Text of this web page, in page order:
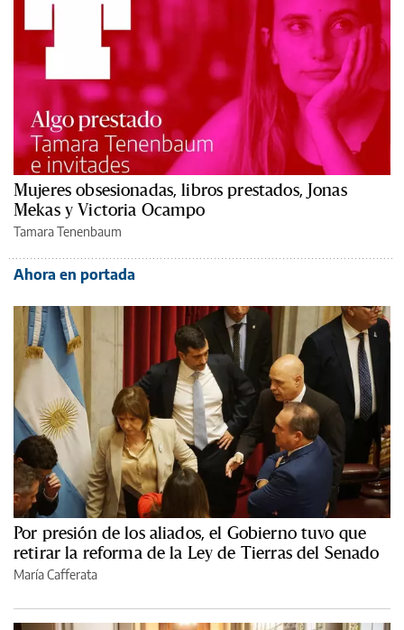
Mujeres obsesionadas, libros prestados, Jonas
Mekas y Victoria Ocampo
Tamara Tenenbaum
Ahora en portada
Por presión de los aliados, el Gobierno tuvo que
retirar la reforma de la Ley de Tierras del Senado
María Cafferata